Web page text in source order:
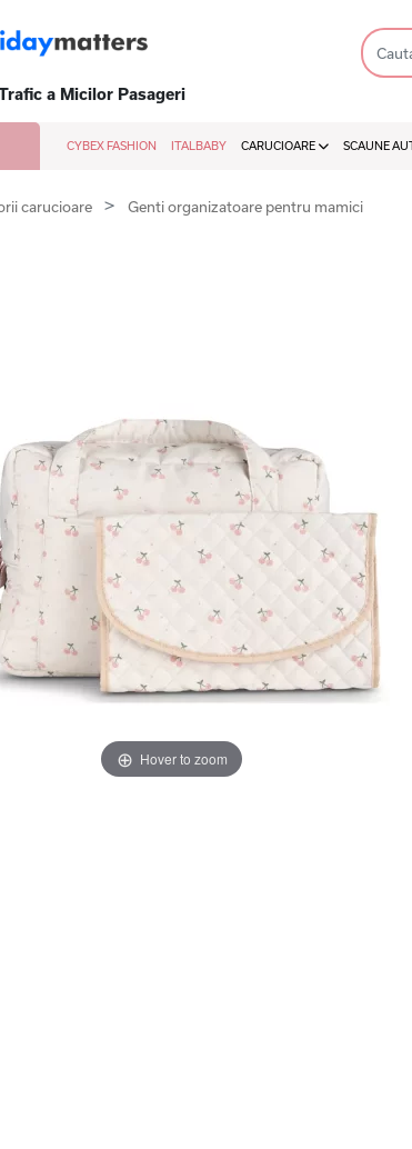
a Micilor Pasageri
CYBEX FASHION ITALBABY CARUCIOARE SCAUNE
carucioare Genti organizatoare pentru mamici
Hover to zoom